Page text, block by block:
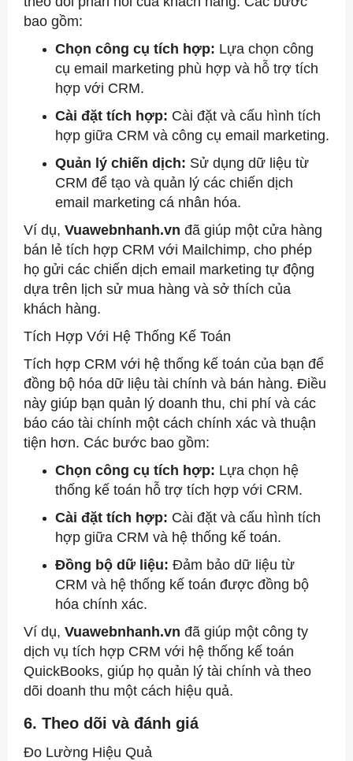
bao gồm:
Chọn công cụ tích hợp: Lựa chọn công
cụ email marketing phù hợp và hỗ trợ tích
hợp với CRM.
Cài đặt tích hợp: Cài đặt và cấu hình tích
hợp giữa CRM và công cụ email marketing.
Quản lý chiến dịch: Sử dụng dữ liệu từ
CRM để tạo và quản lý các chiến dịch
email marketing cá nhân hóa.
Ví dụ, Vuawebnhanh.vn đã giúp một cửa hàng
bán lẻ tích hợp CRM với Mailchimp, cho phép
họ gửi các chiến dịch email marketing tự động
dựa trên lịch sử mua hàng và sở thích của
khách hàng.
Tích Hợp Với Hệ Thống Kế Toán
Tích hợp CRM với hệ thống kế toán của bạn để
đồng bộ hóa dữ liệu tài chính và bán hàng. Điều
này giúp bạn quản lý doanh thu, chi phí và các
báo cáo tài chính một cách chính xác và thuận
tiện hơn. Các bước bao gồm:
Chọn công cụ tích hợp: Lựa chọn hệ
thống kế toán hỗ trợ tích hợp với CRM.
Cài đặt tích hợp: Cài đặt và cấu hình tích
hợp giữa CRM và hệ thống kế toán.
Đồng bộ dữ liệu: Đảm bảo dữ liệu từ
CRM và hệ thống kế toán được đồng bộ
hóa chính xác.
Ví dụ, Vuawebnhanh.vn đã giúp một công ty
dịch vụ tích hợp CRM với hệ thống kế toán
QuickBooks, giúp họ quản lý tài chính và theo
dõi doanh thu một cách hiệu quả.
6. Theo dõi và đánh giá
Đo Lường Hiệu Quả